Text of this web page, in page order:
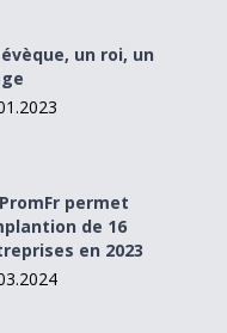
un roi, un
de 16 entreprises
permet
de 16
en 2023